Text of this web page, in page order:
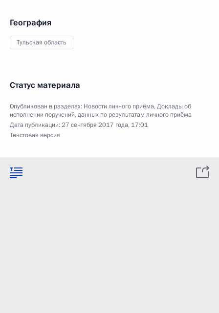
География
Тульская область
Статус материала
Опубликован в разделах: Новости личного приёма,Доклады об
исполнении поручений, данных по результатам личного приёма
Дата публикации:27 сентября 2017 года, 17:01
Текстовая версия